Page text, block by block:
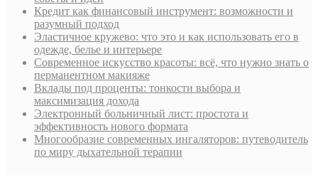
Кредит как финансовый инструмент: возможности и
разумный подход
Эластичное кружево: что это и как использовать его в
одежде, белье и интерьере
Современное искусство красоты: всё, что нужно знать о
перманентном макияже
Вклады под проценты: тонкости выбора и
максимизация дохода
Электронный больничный лист: простота и
эффективность нового формата
Многообразие современных ингаляторов: путеводитель
по миру дыхательной терапии